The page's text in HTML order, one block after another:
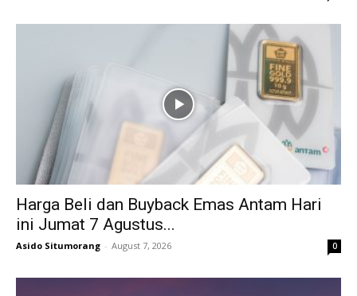
Harga Beli dan Buyback Emas Antam Hari
ini Jumat 7 Agustus...
Asido Situmorang - August 7, 2026 0